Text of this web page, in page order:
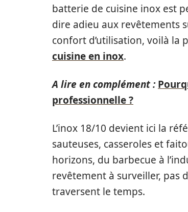
batterie de cuisine inox est
dire adieu aux revêtements
confort d’utilisation, voilà la
cuisine en inox.
A lire en complément :
professionnelle ?
L’inox 18/10 devient ici la
sauteuses, casseroles et
horizons, du barbecue à
revêtement à surveiller, pas
traversent le temps.